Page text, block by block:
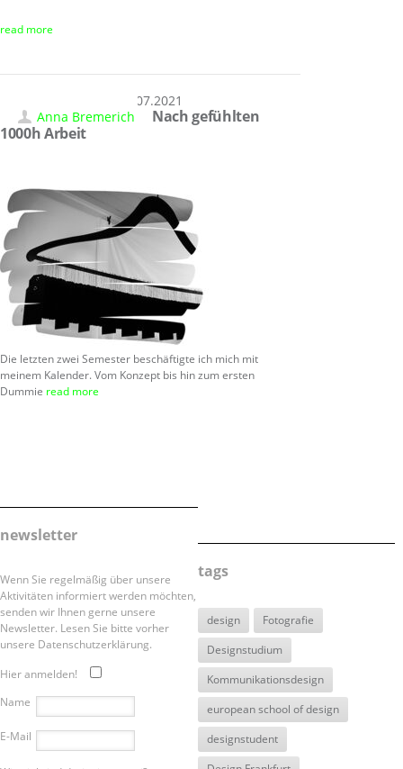
read more
07.07.2021
Anna Bremerich
Nach gefühlten
1000h Arbeit
Die letzten zwei Semester beschäftigte ich mich mit
meinem Kalender. Vom Konzept bis hin zum ersten
Dummie read more
newsletter
Wenn Sie regelmäßig über unsere
Aktivitäten informiert werden möchten,
senden wir Ihnen gerne unsere
Newsletter. Lesen Sie bitte vorher
unsere Datenschutzerklärung.
Hier anmelden!
Name
E-Mail
tags
design
Fotografie
Designstudium
Kommunikationsdesign
european school of design
designstudent